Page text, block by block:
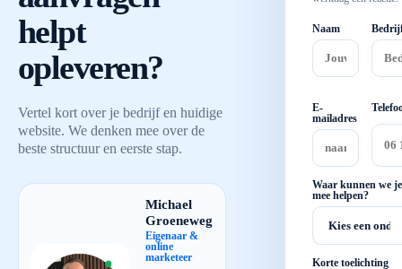
helpt
opleveren?
Vertel kort over je bedrijf en huidige
website. We denken mee over de
beste structuur en eerste stap.
Michael
Groeneweg
Eigenaar &
online
marketeer
Naam
E-
mailadres
Waar kunnen we je
mee helpen?
Korte toelichting